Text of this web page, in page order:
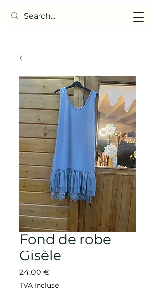
Points de Suture
Fond de robe
Gisèle
24,00 €
TVA Incluse